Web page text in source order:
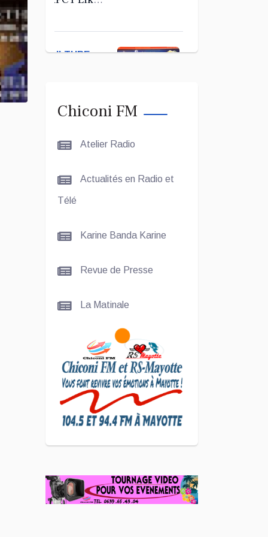
Chiconi
CULTURE
Le Grand
Coranique –
2Édition par
Tandhum
Cour'an
CULTURE
ET
Nady
Kira Bacar
Adacolo pour
Le port de
Longoni
L'Association
Zé Run pour
le lancement
Chiconi FM
Atelier Radio
Actualités en Radio et
Télé
Karine Banda Karine
Revue de Presse
La Matinale